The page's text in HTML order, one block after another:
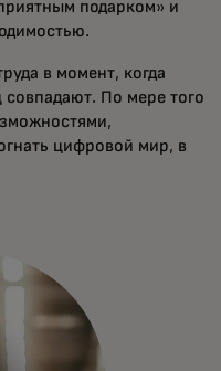
подарком» и
в момент, когда
совпадают. По мере того
цифровой мир, в